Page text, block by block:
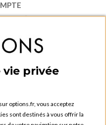
compte
de commande
privée
options.fr, vous acceptez
sont destinés à vous offrir la